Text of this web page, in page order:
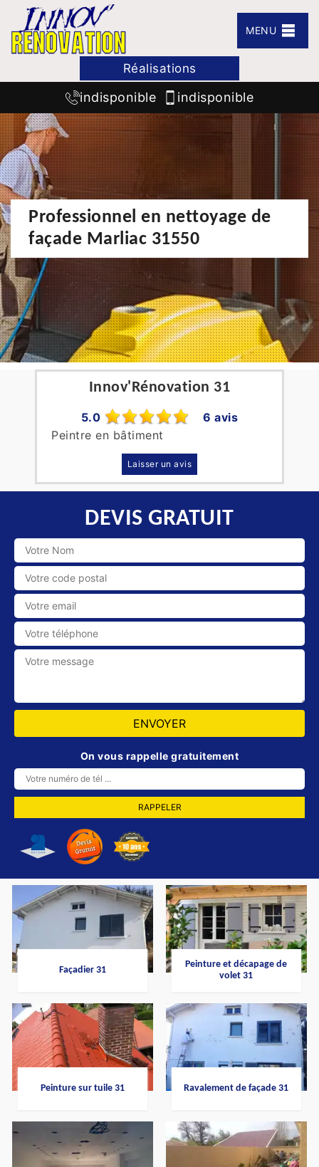
MENU
Réalisations
indisponible indisponible
Professionnel en nettoyage de
façade Marliac 31550
Innov'Rénovation 31
5.0
6 avis
Peintre en bâtiment
Laisser un avis
DEVIS GRATUIT
On vous rappelle gratuitement
Façadier 31
Peinture et décapage de
volet 31
Peinture sur tuile 31 Ravalement de façade 31